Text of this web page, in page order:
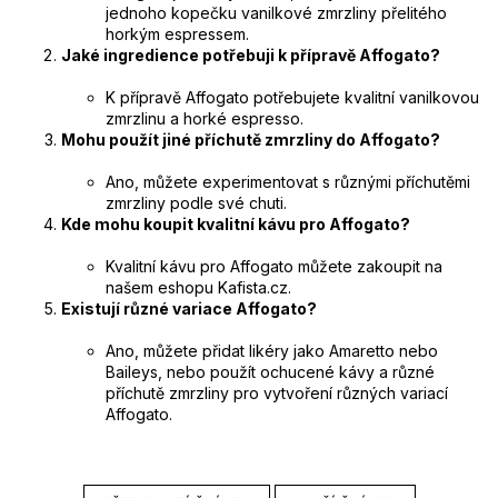
jednoho kopečku vanilkové zmrzliny přelitého
horkým espressem.
Jaké ingredience potřebuji k přípravě Affogato?
K přípravě Affogato potřebujete kvalitní vanilkovou
zmrzlinu a horké espresso.
Mohu použít jiné příchutě zmrzliny do Affogato?
Ano, můžete experimentovat s různými příchutěmi
zmrzliny podle své chuti.
Kde mohu koupit kvalitní kávu pro Affogato?
Kvalitní kávu pro Affogato můžete zakoupit na
našem eshopu Kafista.cz.
Existují různé variace Affogato?
Ano, můžete přidat likéry jako Amaretto nebo
Baileys, nebo použít ochucené kávy a různé
příchutě zmrzliny pro vytvoření různých variací
Affogato.